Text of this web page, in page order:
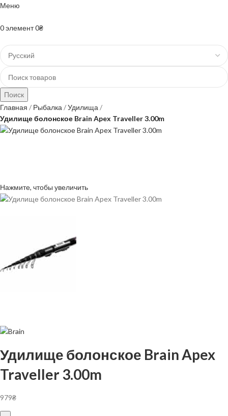
Меню
0элемент0₴
Поиск
Главная
Рыбалка
Удилища
Удилище болонское Brain Apex Traveller 3.00m
Нажмите, чтобы увеличить
Удилище болонское Brain Apex
Traveller 3.00m
979₴